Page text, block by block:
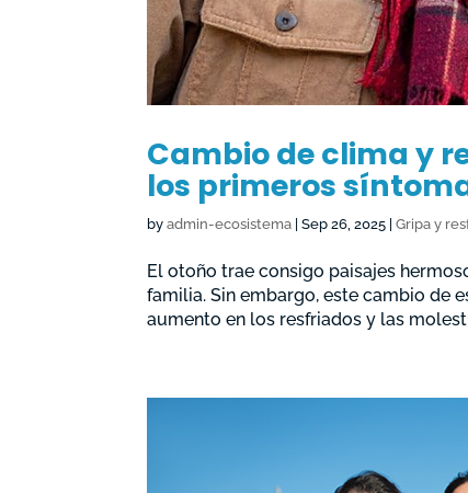
Cambio de clima y
los primeros
byadmin-ecosistema |Sep 26, 2025 |Gripa y
El otoño trae consigo paisajes
familia. Sin embargo, este cambio de
aumento en los resfriados y las